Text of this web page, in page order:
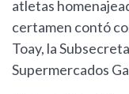
atletas
certamen contó
Toay, la
Supermercados